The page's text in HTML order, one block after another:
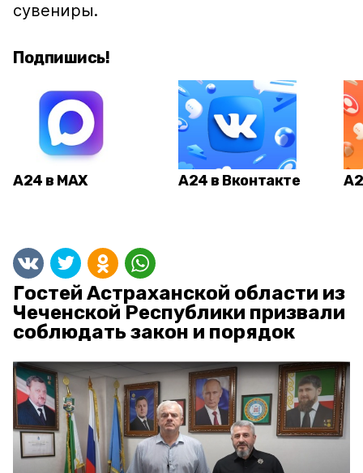
сувениры.
Подпишись!
А24 в MAX А24 в Вконтакте
Гостей Астраханской области из
Чеченской Республики призвали
соблюдать закон и порядок